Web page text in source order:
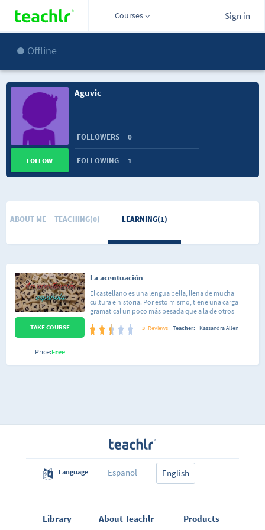
Courses Sign in
Offline
Aguvic
FOLLOWERS 0
FOLLOWING 1
FOLLOW
ABOUT ME TEACHING(0) LEARNING(1)
La acentuación
El castellano es una lengua bella, llena de mucha
cultura e historia. Por esto mismo, tiene una carga
gramatical un poco más pesada que a la de otros
cómo agregar una tilde de la manera correcta, en
términos generales e introductorios. Se mirarán
3 Reviews Teacher: Kassandra Allen
TAKE COURSE
Price:Free
Language Español English
Library About Teachlr Products